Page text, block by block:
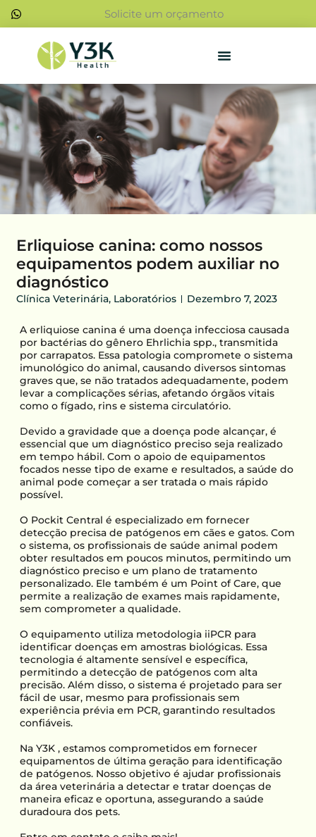
para
conteúdo
Solicite um orçamento
Erliquiose canina: como nossos
equipamentos podem auxiliar no
diagnóstico
Clínica Veterinária, Laboratórios Dezembro 7, 2023
A erliquiose canina é uma doença infecciosa causada
por bactérias do gênero Ehrlichia spp., transmitida
por carrapatos. Essa patologia compromete o sistema
imunológico do animal, causando diversos sintomas
graves que, se não tratados adequadamente, podem
levar a complicações sérias, afetando órgãos vitais
como o fígado, rins e sistema circulatório.
Devido a gravidade que a doença pode alcançar, é
essencial que um diagnóstico preciso seja realizado
em tempo hábil. Com o apoio de equipamentos
focados nesse tipo de exame e resultados, a saúde do
animal pode começar a ser tratada o mais rápido
possível.
O Pockit Central é especializado em fornecer
detecção precisa de patógenos em cães e gatos. Com
o sistema, os profissionais de saúde animal podem
obter resultados em poucos minutos, permitindo um
diagnóstico preciso e um plano de tratamento
personalizado. Ele também é um Point of Care, que
permite a realização de exames mais rapidamente,
sem comprometer a qualidade.
O equipamento utiliza metodologia iiPCR para
identificar doenças em amostras biológicas. Essa
tecnologia é altamente sensível e específica,
permitindo a detecção de patógenos com alta
precisão. Além disso, o sistema é projetado para ser
fácil de usar, mesmo para profissionais sem
experiência prévia em PCR, garantindo resultados
confiáveis.
Na Y3K , estamos comprometidos em fornecer
equipamentos de última geração para identificação
de patógenos. Nosso objetivo é ajudar profissionais
da área veterinária a detectar e tratar doenças de
maneira eficaz e oportuna, assegurando a saúde
duradoura dos pets.